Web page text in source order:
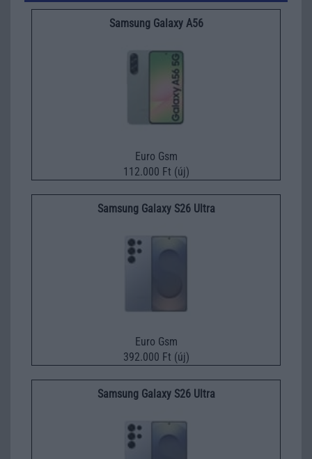
Samsung Galaxy A56
Euro Gsm
112.000 Ft (új)
Samsung Galaxy S26 Ultra
Euro Gsm
392.000 Ft (új)
Samsung Galaxy S26 Ultra